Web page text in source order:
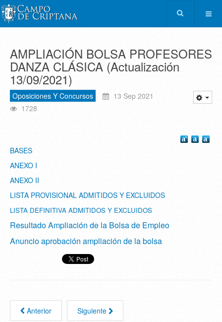
AMPLIACIÓN BOLSA PROFESORES
DANZA CLÁSICA (Actualización
13/09/2021)
Oposiciones Y Concursos
13 Sep 2021
1728
BASES
ANEXO I
ANEXO II
LISTA PROVISIONAL ADMITIDOS Y EXCLUIDOS
LISTA DEFINITIVA ADMITIDOS Y EXCLUIDOS
Resultado Ampliación de la Bolsa de Empleo
Anuncio aprobación ampliación de la bolsa
Anterior Siguiente